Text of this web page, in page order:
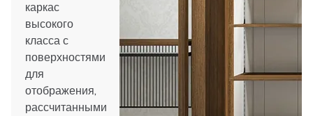
каркас
высокого
класса с
поверхностями
для
отображения,
рассчитанными